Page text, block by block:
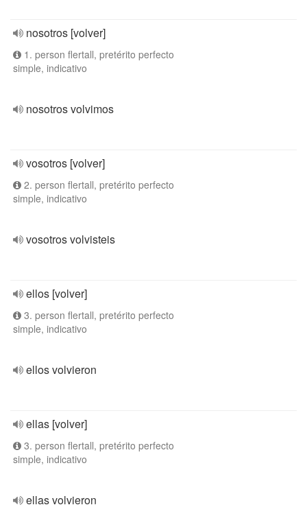
nosotros [volver]
1. person flertall, pretérito perfecto
simple, indicativo
nosotros volvimos
vosotros [volver]
2. person flertall, pretérito perfecto
simple, indicativo
vosotros volvisteis
ellos [volver]
3. person flertall, pretérito perfecto
simple, indicativo
ellos volvieron
ellas [volver]
3. person flertall, pretérito perfecto
simple, indicativo
ellas volvieron